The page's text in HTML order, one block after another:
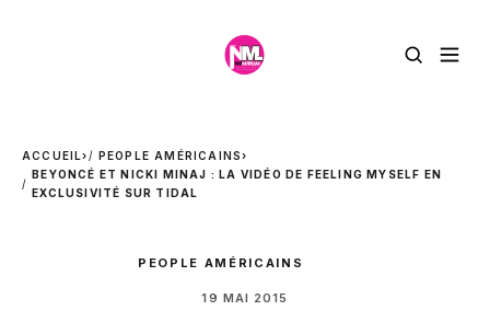
ACCUEIL› PEOPLE AMÉRICAINS›
BEYONCÉ ET NICKI MINAJ : LA VIDÉO DE FEELING MYSELF EN
EXCLUSIVITÉ SUR TIDAL
PEOPLE AMÉRICAINS
19 MAI 2015